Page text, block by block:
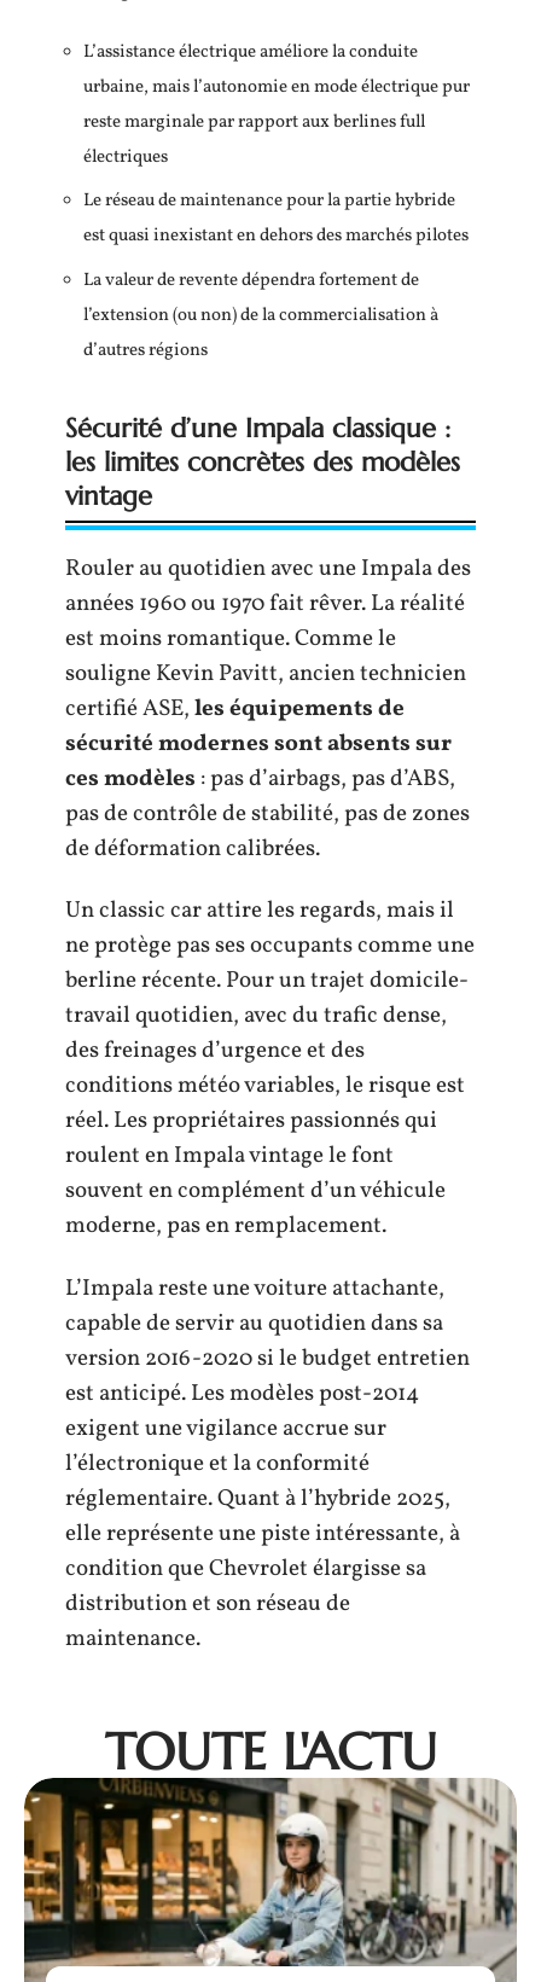
L’assistance électrique améliore la conduite
urbaine, mais l’autonomie en mode électrique pur
reste marginale par rapport aux berlines full
électriques
Le réseau de maintenance pour la partie hybride
est quasi inexistant en dehors des marchés pilotes
La valeur de revente dépendra fortement de
l’extension (ou non) de la commercialisation à
d’autres régions
Sécurité d’une Impala classique :
les limites concrètes des modèles
vintage
Rouler au quotidien avec une Impala des
années 1960 ou 1970 fait rêver. La réalité
est moins romantique. Comme le
souligne Kevin Pavitt, ancien technicien
certifié ASE,les équipements de
sécurité modernes sont absents sur
ces modèles : pas d’airbags, pas d’ABS,
pas de contrôle de stabilité, pas de zones
de déformation calibrées.
Un classic car attire les regards, mais il
ne protège pas ses occupants comme une
berline récente. Pour un trajet domicile-
travail quotidien, avec du trafic dense,
des freinages d’urgence et des
conditions météo variables, le risque est
réel. Les propriétaires passionnés qui
roulent en Impala vintage le font
souvent en complément d’un véhicule
moderne, pas en remplacement.
L’Impala reste une voiture attachante,
capable de servir au quotidien dans sa
version 2016-2020 si le budget entretien
est anticipé. Les modèles post-2014
exigent une vigilance accrue sur
l’électronique et la conformité
réglementaire. Quant à l’hybride 2025,
elle représente une piste intéressante, à
condition que Chevrolet élargisse sa
distribution et son réseau de
maintenance.
TOUTE L'ACTU